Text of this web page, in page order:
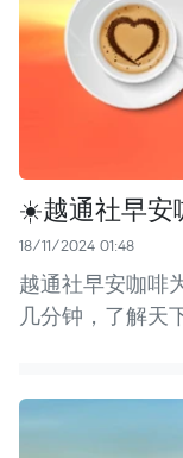
☀️越通社早安
18/11/2024 01:48
越通社早安咖啡
几分钟，了解天